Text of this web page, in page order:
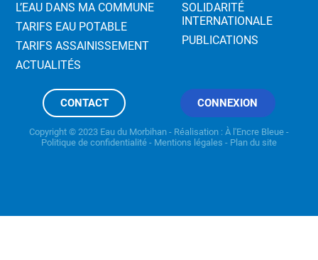
L’EAU DANS MA COMMUNE
TARIFS EAU POTABLE
TARIFS ASSAINISSEMENT
ACTUALITÉS
SOLIDARITÉ
INTERNATIONALE
PUBLICATIONS
Copyright © 2023 Eau du Morbihan - Réalisation : À l'Encre Bleue -
Politique de confidentialité - Mentions légales - Plan du site
CONTACT CONNEXION